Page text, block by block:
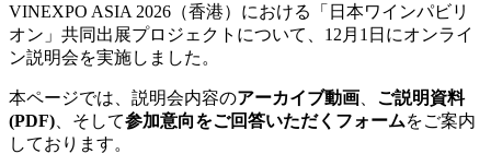
VINEXPO ASIA 2026（香港）における「日本ワインパビリ
オン」共同出展プロジェクトについて、12月1日にオンライ
ン説明会を実施しました。
本ページでは、説明会内容のアーカイブ動画
ご説明資料
(PDF) 、そして参加意向をご回答いただくフォームをご案内
しております。